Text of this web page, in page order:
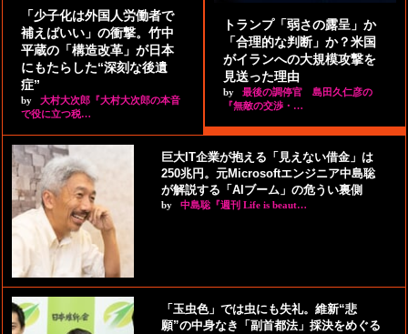
「少子化は外国人労働者で
補えばいい」の衝撃。竹中
平蔵の「構造改革」が日本
にもたらした“深刻な後遺
症”
by
大村大次郎『大村大次郎の本音
で役に立つ税…
トランプ「弱さの露呈」か
「合理的な判断」か？米国
がイランへの大規模攻撃を
見送った理由
by
最後の調停官 島田久仁彦の
『無敵の交渉・…
巨大IT企業が抱える「見えない借金」は
250兆円。元Microsoftエンジニア中島聡
が解説する「AIブーム」の危うい裏側
by 中島聡『週刊 Life is beaut…
「玉虫色」では虫にも失礼。維新“悲
願”の中身なき「副首都法」採決をめぐる